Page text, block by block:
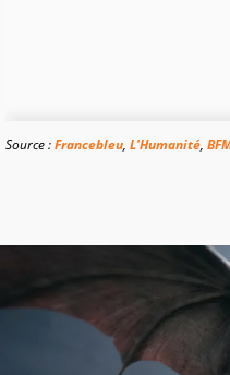
Source :Francebleu, L'Humanité,